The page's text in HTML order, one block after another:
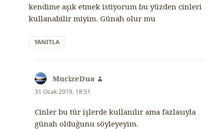
kendime aşık etmek istiyorum bu yüzden cinleri
kullanabilir miyim. Günah olur mu
YANITLA
MucizeDua
31 Ocak 2019, 18:51
Cinler bu tür işlerde kullanılır ama fazlasıyla
günah olduğunu söyleyeyim.